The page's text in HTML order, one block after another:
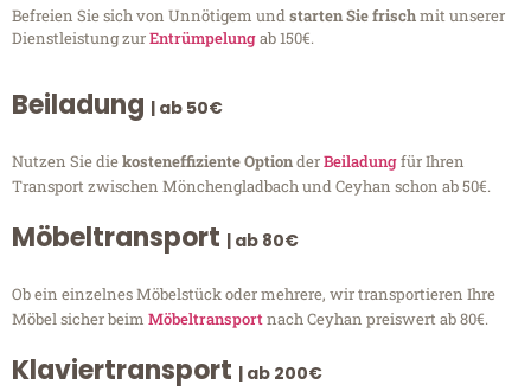
Befreien Sie sich von Unnötigem undstarten Sie frischmit unserer
Dienstleistung zurEntrümpelungab 150€.
Beiladung | ab 50€
Nutzen Sie diekosteneffiziente OptionderBeiladungfür Ihren
Transport zwischen Mönchengladbach und Ceyhan schon ab 50€.
Möbeltransport | ab 80€
Ob ein einzelnes Möbelstück oder mehrere, wir transportieren Ihre
Möbel sicher beim Möbeltransportnach Ceyhan preiswert ab 80€.
Klaviertransport | ab 200€